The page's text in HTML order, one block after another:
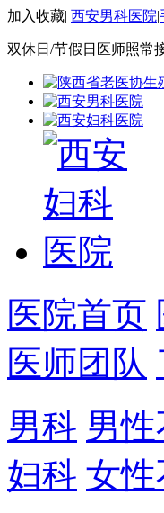
加入收藏| 西安男科医院|
双休日/节假日医师照常
医院首页
医师团队
男科 男
妇科 女